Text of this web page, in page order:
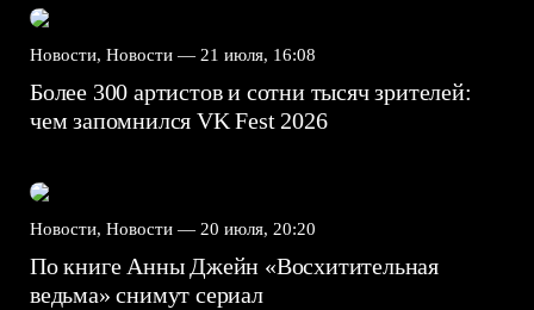
Новости, Новости — 21 июля, 16:08
Более 300 артистов и сотни тысяч зрителей:
чем запомнился VK Fest 2026
Новости, Новости — 20 июля, 20:20
По книге Анны Джейн «Восхитительная
ведьма» снимут сериал